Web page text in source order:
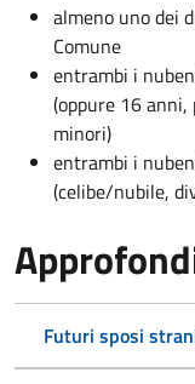
almeno uno dei
Comune
entrambi i
(oppure 16 anni,
minori)
entrambi i
(celibe/nubile,
Futuri sposi